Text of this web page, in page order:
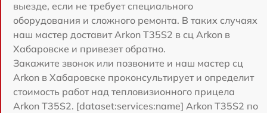
выезде, если не требует специального
оборудования и сложного ремонта. В таких случаях
наш мастер доставит Arkon T35S2 в сц Arkon в
Хабаровске и привезет обратно.
Закажите звонок или позвоните и наш мастер сц
Arkon в Хабаровске проконсультирует и определит
стоимость работ над тепловизионного прицела
Arkon T35S2. [dataset:services:name] Arkon T35S2 по